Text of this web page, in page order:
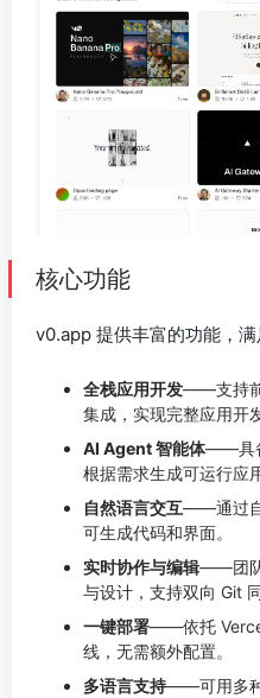
核心功能
v0.app 提供丰富的功能，满
全栈应用开发——支持前
集成，实现完整应用开发
AI Agent 智能体——具
根据需求生成可运行应用
自然语言交互——通过自
可生成代码和界面。
实时协作与编辑——团队
与设计，支持双向 Git 同
一键部署——依托
线，无需额外配置。
多语言支持——可用多